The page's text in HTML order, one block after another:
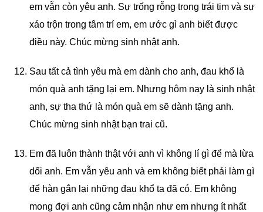
em vẫn còn yêu anh. Sự trống rỗng trong trái tim và sự
xáo trộn trong tâm trí em, em ước gì anh biết được
điều này. Chúc mừng sinh nhật anh.
Sau tất cả tình yêu mà em dành cho anh, đau khổ là
món quà anh tặng lại em. Nhưng hôm nay là sinh nhật
anh, sự tha thứ là món quà em sẽ dành tặng anh.
Chúc mừng sinh nhật bạn trai cũ.
Em đã luôn thành thật với anh vì không lí gì để mà lừa
dối anh. Em vẫn yêu anh và em không biết phải làm gì
để hàn gắn lại những đau khổ ta đã có. Em không
mong đợi anh cũng cảm nhận như em nhưng ít nhất